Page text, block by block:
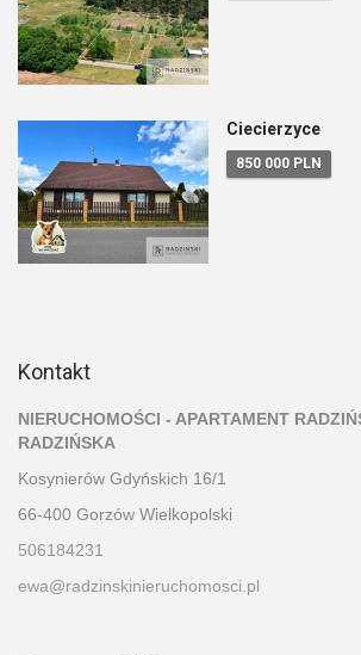
Ciecierzyce
850 000 PLN
Kontakt
NIERUCHOMOŚCI - APARTAMENT
RADZIŃSKA
Kosynierów Gdyńskich 16/1
66-400 Gorzów Wielkopolski
506184231
ewa@radzinskinieruchomosci.pl